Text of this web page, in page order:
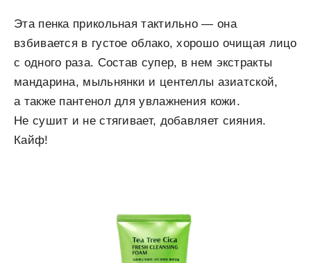
Эта пенка прикольная тактильно — она
взбивается в густое облако, хорошо очищая лицо
с одного раза. Состав супер, в нем экстракты
мандарина, мыльнянки и центеллы азиатской,
а также пантенол для увлажнения кожи.
Не сушит и не стягивает, добавляет сияния.
Кайф!